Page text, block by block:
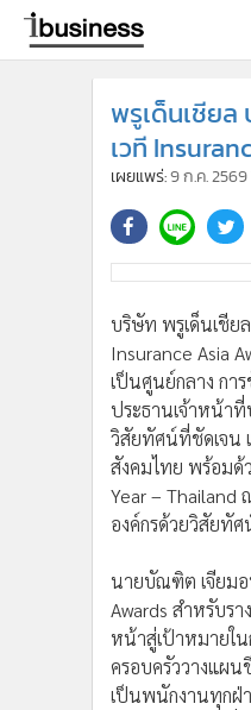
พรูเด็นเชียล
เวที
เผยแพร่:9 ก.ค. 2569
บริษัท พรูเด็นเชีย
Insurance Asia
เป็นศูนย์กลาง กา
ประธานเจ้าหน้าที่
วิสัยทัศน์ที่ชัดเจน
สังคมไทย พร้อมด้
Year – Thailand
องค์กรด้วยวิสัยทัศ
นายบัณฑิต เจียมอ
Awards สำหรับรา
หน้าสู่เป้าหมายใ
ครอบครัววางแผน
เป็นพนักงานทุกฝ่